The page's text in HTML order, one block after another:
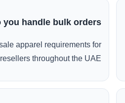
you handle bulk orders?
apparel requirements for
throughout the UAE.